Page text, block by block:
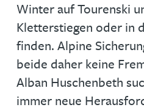
Winter auf Tourenski
Kletterstiegen oder in
finden. Alpine
beide daher keine
Alban Huschenbeth
immer neue